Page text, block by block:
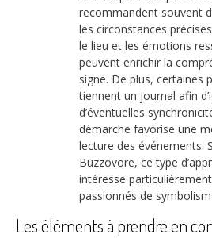
recommandent souvent
les circonstances précises
le lieu et les émotions
peuvent enrichir la
signe. De plus, certaines
tiennent un journal afin
d’éventuelles
démarche favorise une
lecture des événements.
Buzzovore, ce type
intéresse
passionnés de
Les éléments à prendre en